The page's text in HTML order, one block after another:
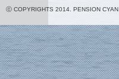
ⓒ COPYRIGHTS 2014. PENSION CYAN.